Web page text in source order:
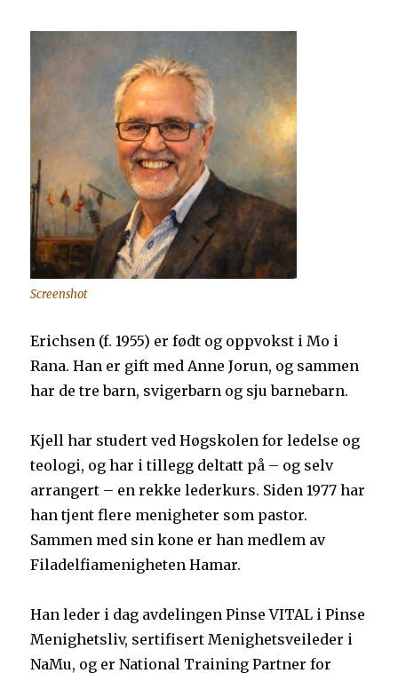
Screenshot
Erichsen (f. 1955) er født og oppvokst i Mo i
Rana. Han er gift med Anne Jorun, og sammen
har de tre barn, svigerbarn og sju barnebarn.
Kjell har studert ved Høgskolen for ledelse og
teologi, og har i tillegg deltatt på – og selv
arrangert – en rekke lederkurs. Siden 1977 har
han tjent flere menigheter som pastor.
Sammen med sin kone er han medlem av
Filadelfiamenigheten Hamar.
Han leder i dag avdelingen Pinse VITAL i Pinse
Menighetsliv, sertifisert Menighetsveileder i
NaMu, og er National Training Partner for